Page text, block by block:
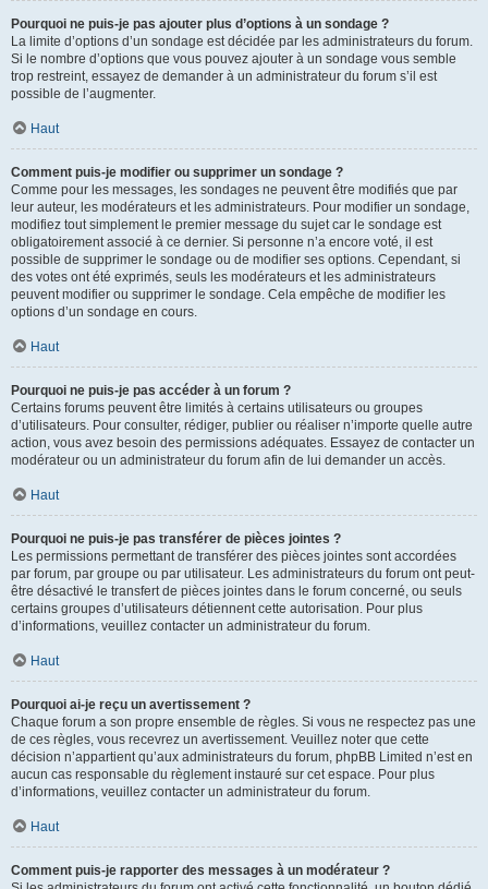
Pourquoi ne puis-je pas ajouter plus d’options à un sondage ?
La limite d’options d’un sondage est décidée par les administrateurs du forum.
Si le nombre d’options que vous pouvez ajouter à un sondage vous semble
trop restreint, essayez de demander à un administrateur du forum s’il est
possible de l’augmenter.
Haut
Comment puis-je modifier ou supprimer un sondage ?
Comme pour les messages, les sondages ne peuvent être modifiés que par
leur auteur, les modérateurs et les administrateurs. Pour modifier un sondage,
modifiez tout simplement le premier message du sujet car le sondage est
obligatoirement associé à ce dernier. Si personne n’a encore voté, il est
possible de supprimer le sondage ou de modifier ses options. Cependant, si
des votes ont été exprimés, seuls les modérateurs et les administrateurs
peuvent modifier ou supprimer le sondage. Cela empêche de modifier les
options d’un sondage en cours.
Haut
Pourquoi ne puis-je pas accéder à un forum ?
Certains forums peuvent être limités à certains utilisateurs ou groupes
d’utilisateurs. Pour consulter, rédiger, publier ou réaliser n’importe quelle autre
action, vous avez besoin des permissions adéquates. Essayez de contacter un
modérateur ou un administrateur du forum afin de lui demander un accès.
Haut
Pourquoi ne puis-je pas transférer de pièces jointes ?
Les permissions permettant de transférer des pièces jointes sont accordées
par forum, par groupe ou par utilisateur. Les administrateurs du forum ont peut-
être désactivé le transfert de pièces jointes dans le forum concerné, ou seuls
certains groupes d’utilisateurs détiennent cette autorisation. Pour plus
d’informations, veuillez contacter un administrateur du forum.
Haut
Pourquoi ai-je reçu un avertissement ?
Chaque forum a son propre ensemble de règles. Si vous ne respectez pas une
de ces règles, vous recevrez un avertissement. Veuillez noter que cette
décision n’appartient qu’aux administrateurs du forum, phpBB Limited n’est en
aucun cas responsable du règlement instauré sur cet espace. Pour plus
d’informations, veuillez contacter un administrateur du forum.
Haut
Comment puis-je rapporter des messages à un modérateur ?